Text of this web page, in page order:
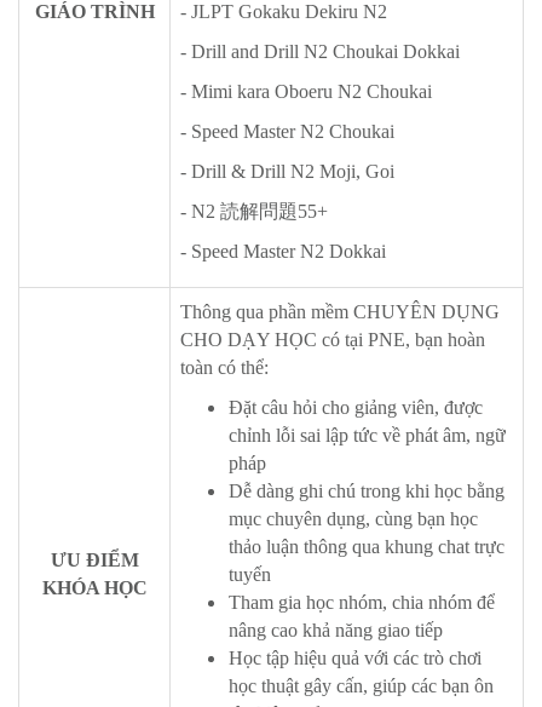
GIÁO TRÌNH
- JLPT Gokaku Dekiru N2
- Drill and Drill N2 Choukai Dokkai
- Mimi kara Oboeru N2 Choukai
- Speed Master N2 Choukai
- Drill & Drill N2 Moji, Goi
- N2 読解問題55+
- Speed Master N2 Dokkai
ƯU ĐIỂM
KHÓA HỌC
Thông qua phần mềm CHUYÊN DỤNG
CHO DẠY HỌC có tại PNE, bạn hoàn
toàn có thể:
Đặt câu hỏi cho giảng viên, được
chỉnh lỗi sai lập tức về phát âm, ngữ
pháp
Dễ dàng ghi chú trong khi học bằng
mục chuyên dụng, cùng bạn học
thảo luận thông qua khung chat trực
tuyến
Tham gia học nhóm, chia nhóm để
nâng cao khả năng giao tiếp
Học tập hiệu quả với các trò chơi
học thuật gây cấn, giúp các bạn ôn